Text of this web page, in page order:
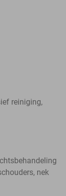
reiniging,
nek